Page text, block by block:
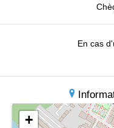
En cas
+